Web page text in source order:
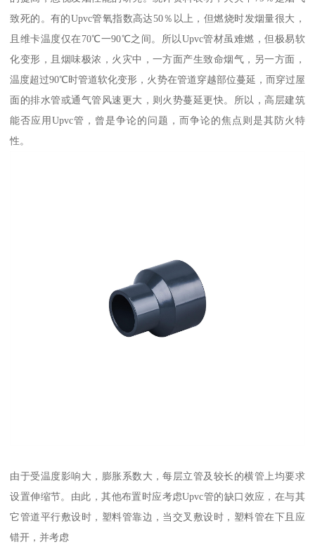
致死的。有的Upvc管氧指数高达50％以上，但燃烧时发烟量很大，
且维卡温度仅在70℃一90℃之间。所以Upvc管材虽难燃，但极易软
化变形，且烟味极浓，火灾中，一方面产生致命烟气，另一方面，
温度超过90℃时管道软化变形，火势在管道穿越部位蔓延，而穿过屋
面的排水管或通气管风速更大，则火势蔓延更快。所以，高层建筑
能否应用Upvc管，曾是争论的问题，而争论的焦点则是其防火特
性。
由于受温度影响大，膨胀系数大，每层立管及较长的横管上均要求
设置伸缩节。由此，其他布置时应考虑Upvc管的缺口效应，在与其
它管道平行敷设时，塑料管靠边，当交叉敷设时，塑料管在下且应
错开，并考虑